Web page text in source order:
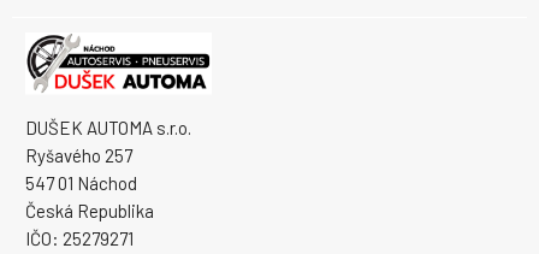
DUŠEK AUTOMA s.r.o.
Ryšavého 257
547 01 Náchod
Česká Republika
IČO: 25279271